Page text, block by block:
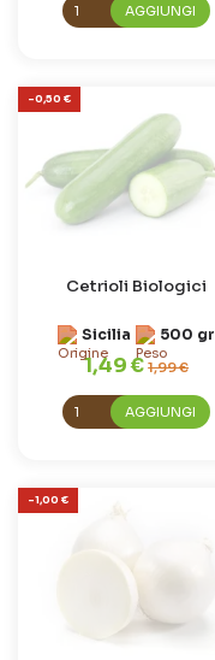
AGGIUNGI
-0,50 €
Cetrioli Biologici
Sicilia 500 gr
1,49 €1,99 €
AGGIUNGI
-1,00 €